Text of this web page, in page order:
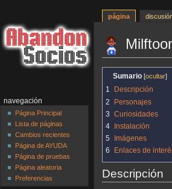
la
navegación
la
búsqueda
Sumario
1
Descripción
2
Personajes
3 Curiosidades
4
Instalación
5
Imágenes
6
Enlaces de
Descripción
página
navegación
Página Principal
Lista de páginas
Cambios recientes
Página de AYUDA
Página de pruebas
Página aleatoria
Preferencias